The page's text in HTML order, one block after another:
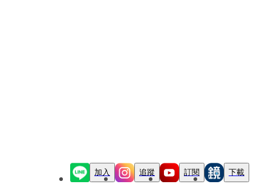
加入 追蹤 訂閱 下載